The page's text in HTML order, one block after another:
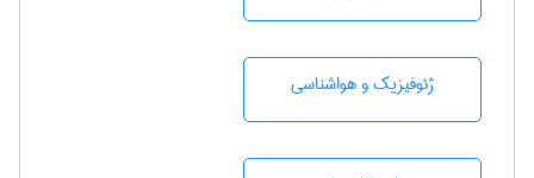
ژئوفيزيك و هواشناسی